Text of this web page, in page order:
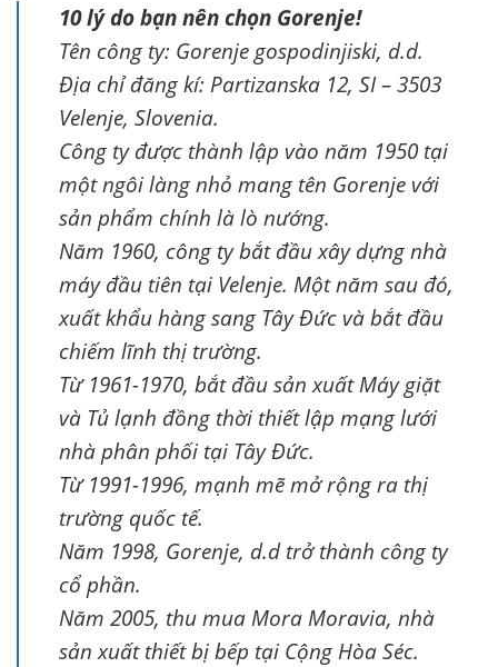
10 lý do bạn nên chọn Gorenje!
Tên công ty: Gorenje gospodinjiski, d.d.
Địa chỉ đăng kí: Partizanska 12, SI – 3503
Velenje, Slovenia.
Công ty được thành lập vào năm 1950 tại
một ngôi làng nhỏ mang tên Gorenje với
sản phẩm chính là lò nướng.
Năm 1960, công ty bắt đầu xây dựng nhà
máy đầu tiên tại Velenje. Một năm sau đó,
xuất khẩu hàng sang Tây Đức và bắt đầu
chiếm lĩnh thị trường.
Từ 1961-1970, bắt đầu sản xuất Máy giặt
và Tủ lạnh đồng thời thiết lập mạng lưới
nhà phân phối tại Tây Đức.
Từ 1991-1996, mạnh mẽ mở rộng ra thị
trường quốc tế.
Năm 1998, Gorenje, d.d trở thành công ty
cổ phần.
Năm 2005, thu mua Mora Moravia, nhà
sản xuất thiết bị bếp tại Cộng Hòa Séc.